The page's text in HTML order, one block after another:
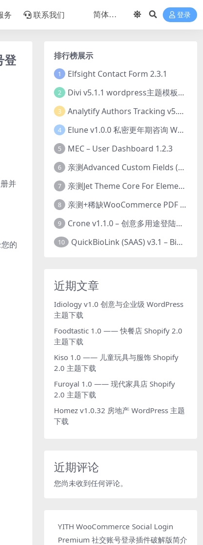
务 联系我们 登录
登
并
的
排行榜展示
1 Elfsight Contact Form 2.3.1
2 Divi v5.1.1 wordpress主题模板打包下载（Theme + Builder+ Extra Theme + Templates + Layouts + PSD）
3 Analytify Authors Tracking v5.0.0 插件破解版下载
4 Elune v1.0.0 私密更年期咨询 WordPress 主题下载
5 MEC – User Dashboard 1.2.3
6 亲测Advanced Custom Fields (ACF) Pro v6.8.0.1 + Advanced Custom Fields: Extended PRO v0.9.2.3 | 网站开发自定义字段插件下载
7 亲测Jet Theme Core For Elementor 2.3.1.2 插件下载
8 亲测+稀缺WooCommerce PDF Invoices & Packing Slips Professional v2.20.0 + Templates v2.25.1 [by WpOverNight] WooCommerce PDF 发票和装箱单插件下载
9 Crone v1.1.0 – 创意多用途登陆页面HTML模板下载
10 QuickBioLink (SAAS) v3.1 – Bio将SaaS链接到创作者，有影响力者和企业的SaaS PHP源码下载
近期文章
Idiology v1.0 创意与企业级 WordPress
主题下载
Foodtastic 1.0 —— 快餐店 Shopify 2.0
主题下载
Kiso 1.0 —— 儿童玩具与服饰 Shopify
2.0 主题下载
Furoyal 1.0 —— 现代家具店 Shopify
2.0 主题下载
Homez v1.0.32 房地产 WordPress 主题
下载
近期评论
您尚未收到任何评论。
YITH WooCommerce Social Login
Premium 社交账号登录插件破解版简介